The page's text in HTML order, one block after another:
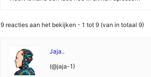
9 reacties aan het bekijken - 1 tot 9 (van in totaal 9)
Jaja..
(@jaja-1)